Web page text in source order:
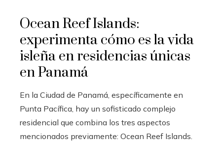
Ocean Reef Islands:
experimenta cómo es la vida
isleña en residencias únicas
en Panamá
En la Ciudad de Panamá, específicamente en
Punta Pacífica, hay un sofisticado complejo
residencial que combina los tres aspectos
mencionados previamente: Ocean Reef Islands.